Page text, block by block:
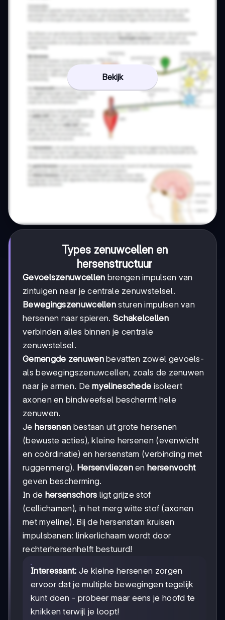
Bekijk
Types zenuwcellen en
hersenstructuur
Gevoelszenuwcellen brengen impulsen van
zintuigen naar je centrale zenuwstelsel.
Bewegingszenuwcellen sturen impulsen van
hersenen naar spieren. Schakelcellen
verbinden alles binnen je centrale
zenuwstelsel.
Gemengde zenuwenbevatten zowel gevoels-
als bewegingszenuwcellen, zoals de zenuwen
naar je armen. Demyelineschede isoleert
axonen en bindweefsel beschermt hele
zenuwen.
Je hersenen bestaan uit grote hersenen
(bewuste acties), kleine hersenen (evenwicht
en coördinatie) en hersenstam (verbinding met
ruggenmerg). Hersenvliezenenhersenvocht
geven bescherming.
In de hersenschors ligt grijze stof
(cellichamen), in het merg witte stof (axonen
met myeline). Bij de hersenstam kruisen
impulsbanen: linkerlichaam wordt door
rechterhersenhelft bestuurd!
Interessant: Je kleine hersenen zorgen
ervoor dat je multiple bewegingen tegelijk
kunt doen - probeer maar eens je hoofd te
knikken terwijl je loopt!